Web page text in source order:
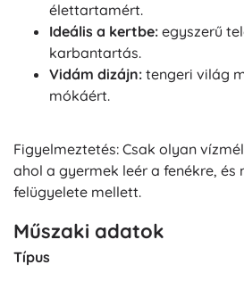
élettartamért.
Ideális a kertbe: egyszerű
karbantartás.
Vidám dizájn: tengeri világ
mókáért.
Figyelmeztetés: Csak olyan
ahol a gyermek leér a fenékre, és
felügyelete mellett.
Műszaki adatok
Típus